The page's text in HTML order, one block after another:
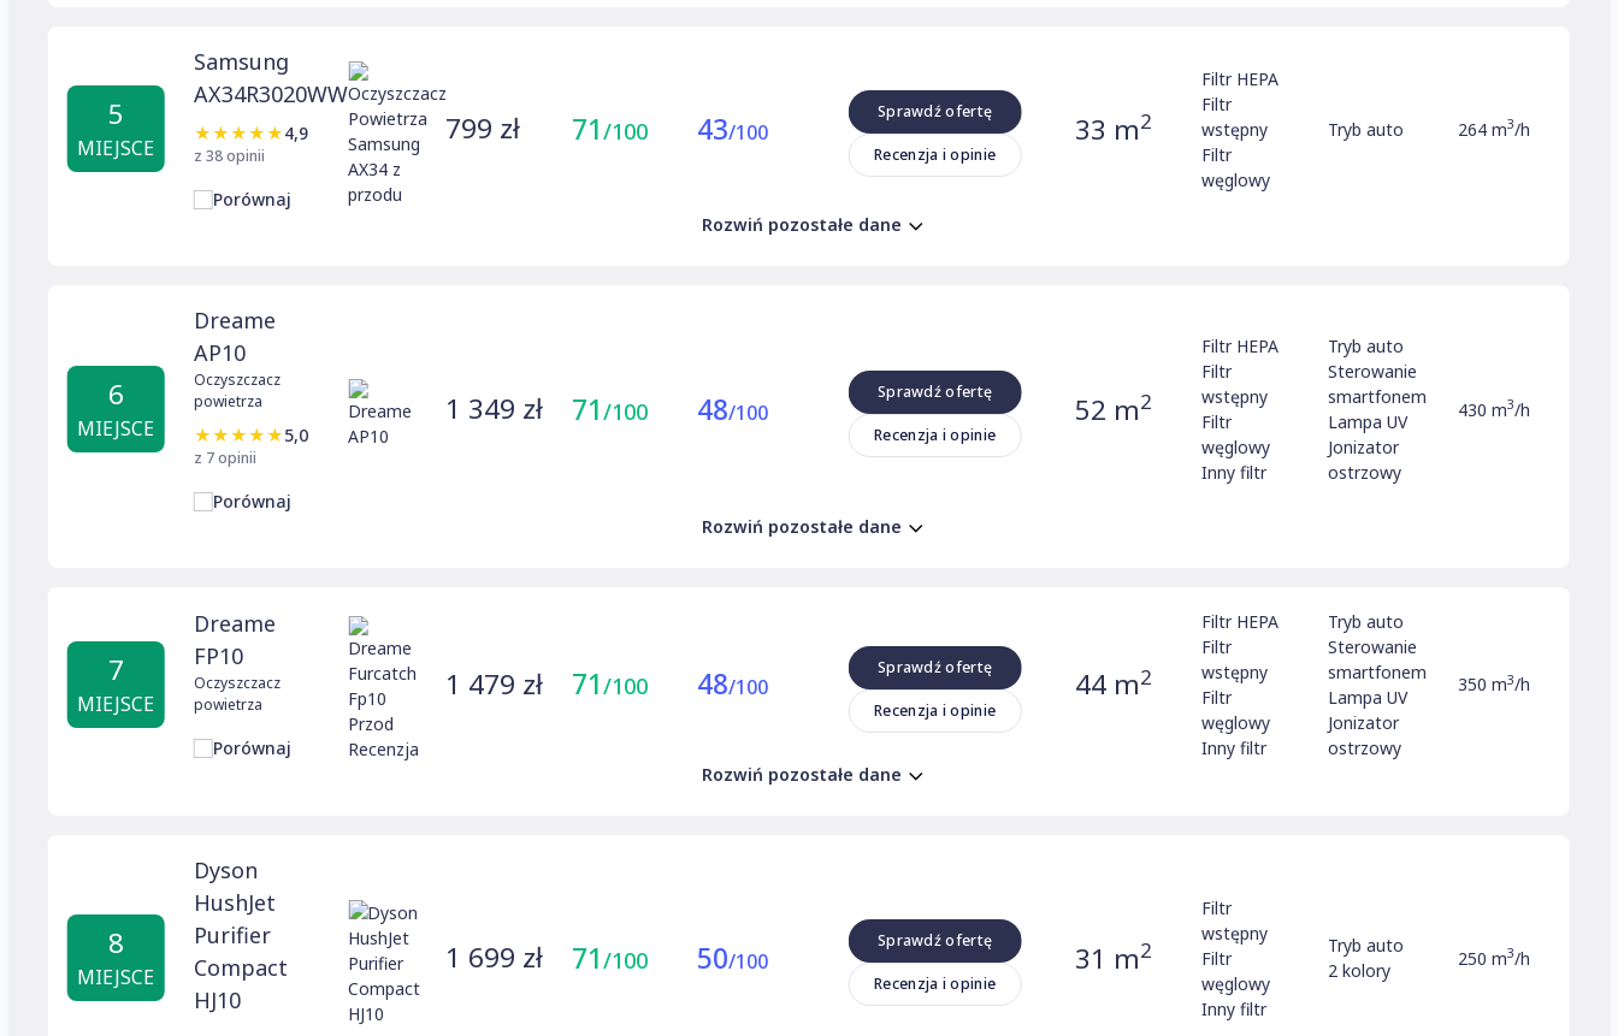
5
MIEJSCE
Samsung
AX34R3020WW
★★★★★4,9
z 38 opinii
Porównaj
799 zł 71/100 43/100
Sprawdź ofertę
Recenzja i opinie
33 m2
Filtr HEPA
Filtr
wstępny
Filtr
węglowy
Tryb auto 264 m3/h
Rozwiń pozostałe dane
6
MIEJSCE
Dreame
AP10
Oczyszczacz
powietrza
★★★★★5,0
z 7 opinii
Porównaj
1 349 zł 71/100 48/100
Sprawdź ofertę
Recenzja i opinie
52 m2
Filtr HEPA
Filtr
wstępny
Filtr
węglowy
Inny filtr
Tryb auto
Sterowanie
smartfonem
Lampa UV
Jonizator
ostrzowy
430 m3/h
Rozwiń pozostałe dane
7
MIEJSCE
Dreame
FP10
Oczyszczacz
powietrza
Porównaj
1 479 zł 71/100 48/100
Sprawdź ofertę
Recenzja i opinie
44 m2
Filtr HEPA
Filtr
wstępny
Filtr
węglowy
Inny filtr
Tryb auto
Sterowanie
smartfonem
Lampa UV
Jonizator
ostrzowy
350 m3/h
Rozwiń pozostałe dane
8
MIEJSCE
Dyson
HushJet
Purifier
Compact
HJ10
1 699 zł 71/100 50/100
Sprawdź ofertę
Recenzja i opinie
31 m2
Filtr
wstępny
Filtr
węglowy
Inny filtr
Tryb auto
2 kolory
250 m3/h